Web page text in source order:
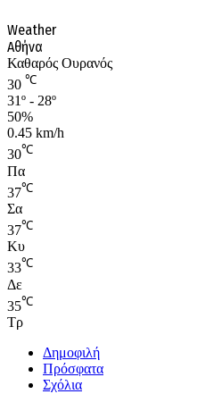
Weather
Αθήνα
Καθαρός Ουρανός
30 ℃
31º - 28º
50%
0.45 km/h
30℃
Πα
37℃
Σα
37℃
Κυ
33℃
Δε
35℃
Τρ
Δημοφιλή
Πρόσφατα
Σχόλια